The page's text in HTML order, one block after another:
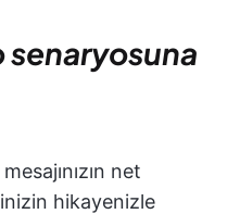
senaryosuna
net
hikayenizle